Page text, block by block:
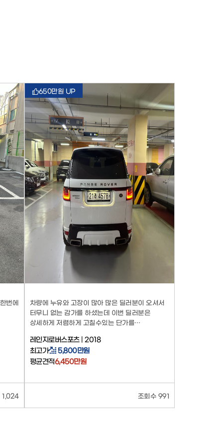
번에
1,024
650만원 UP
차량에 누유와 고장이 많아 많은 딜러분이 오셔서
터무니 없는 감가를 하셨는데 이번 딜러분은
상세하게 저렴하게 고칠수있는 단가를
레인지로버스포츠 | 2018
최고가
5,800만원
평균견적6,450만원
조회수 991